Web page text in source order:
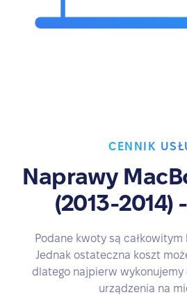
CENNIK
Naprawy
(2013-2014)
Podane kwoty są
Jednak ostateczna koszt
dlatego najpierw wykonujemy
urządzenia na